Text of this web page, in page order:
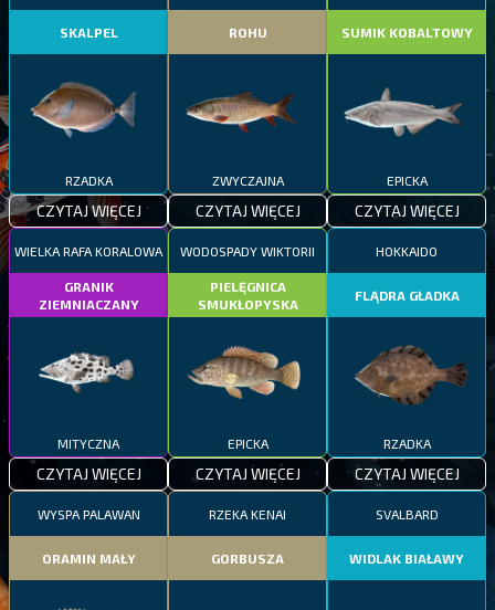
SKALPEL
RZADKA
CZYTAJ WIĘCEJ
ROHU
ZWYCZAJNA
CZYTAJ WIĘCEJ
SUMIK KOBALTOWY
EPICKA
CZYTAJ WIĘCEJ
WIELKA RAFA KORALOWA
GRANIK
ZIEMNIACZANY
MITYCZNA
CZYTAJ WIĘCEJ
WODOSPADY WIKTORII
PIELĘGNICA
SMUKŁOPYSKA
EPICKA
CZYTAJ WIĘCEJ
HOKKAIDO
FLĄDRA GŁADKA
RZADKA
CZYTAJ WIĘCEJ
WYSPA PALAWAN
ORAMIN MAŁY
RZEKA KENAI
GORBUSZA
SVALBARD
WIDLAK BIAŁAWY